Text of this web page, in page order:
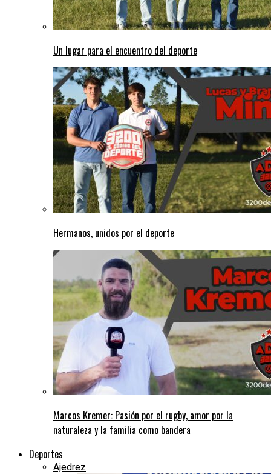
Un lugar para el encuentro del deporte
Hermanos, unidos por el deporte
Marcos Kremer: Pasión por el rugby, amor por la
naturaleza y la familia como bandera
Deportes
Ajedrez